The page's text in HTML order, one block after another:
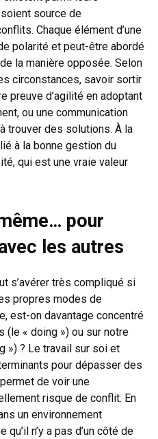
source de
Chaque élément d’une
polarité et peut-être abordé
la manière opposée. Selon
circonstances, savoir sortir
preuve d’agilité en adoptant
ou une communication
trouver des solutions. À la
à la bonne gestion du
qui est une vraie valeur
pour
les autres
s’avérer très compliqué si
propres modes de
est-on davantage concentré
(le « doing ») ou sur notre
») ? Le travail sur soi et
pour dépasser des
de voir une
risque de conflit. En
un environnement
n’y a pas d’un côté de